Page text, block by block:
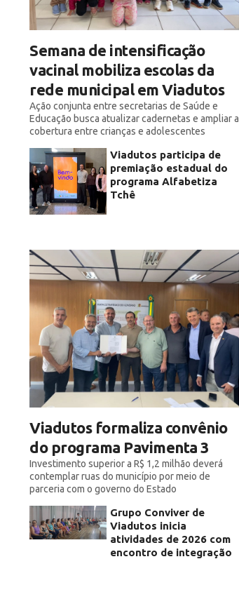
Semana de intensificação
vacinal mobiliza escolas da
rede municipal em Viadutos
Ação conjunta entre secretarias de Saúde e
Educação busca atualizar cadernetas e ampliar a
cobertura entre crianças e adolescentes
Viadutos participa de
premiação estadual do
programa Alfabetiza
Tchê
Viadutos formaliza convênio
do programa Pavimenta 3
Investimento superior a R$ 1,2 milhão deverá
contemplar ruas do município por meio de
parceria com o governo do Estado
Grupo Conviver de
Viadutos inicia
atividades de 2026 com
encontro de integração